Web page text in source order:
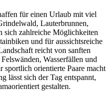
für einen Urlaub mit viel
Lauterbrunnen,
sich zahlreiche Möglichkeiten
und für aussichtsreiche
reicht von sanften
Wasserfällen und
sportlich orientierte Paare macht
lässt sich der Tag entspannt,
gestalten.